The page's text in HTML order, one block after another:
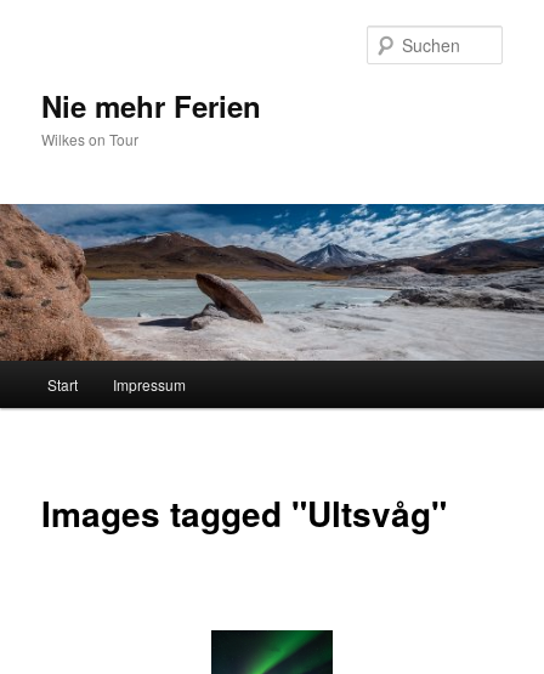
Nie mehr Ferien
Wilkes on Tour
Start Impressum
Images tagged "Ultsvåg"